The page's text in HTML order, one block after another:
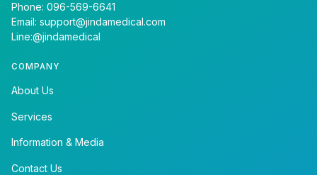
Phone: 096-569-6641
Email: support@jindamedical.com
Line:@jindamedical
COMPANY
About Us
Services
Information & Media
Contact Us